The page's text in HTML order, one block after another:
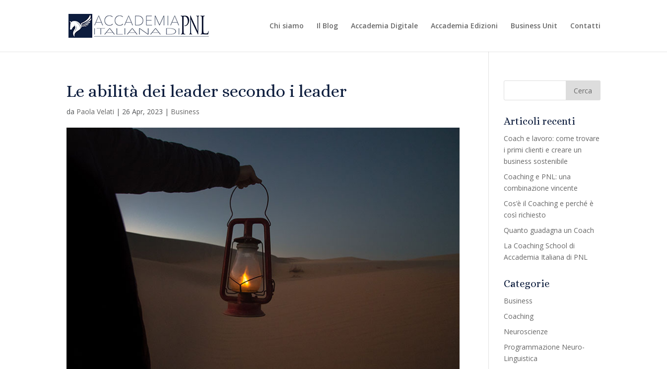
Chi siamo Il Blog Accademia Digitale Accademia Edizioni Business Unit Contatti
Le abilità dei leader secondo i leader
da Paola Velati | 26 Apr, 2023 | Business
Articoli recenti
Coach e lavoro: come trovare
i primi clienti e creare un
business sostenibile
Coaching e PNL: una
combinazione vincente
Cos’è il Coaching e perché è
così richiesto
Quanto guadagna un Coach
La Coaching School di
Accademia Italiana di PNL
Categorie
Business
Coaching
Neuroscienze
Programmazione Neuro-
Linguistica